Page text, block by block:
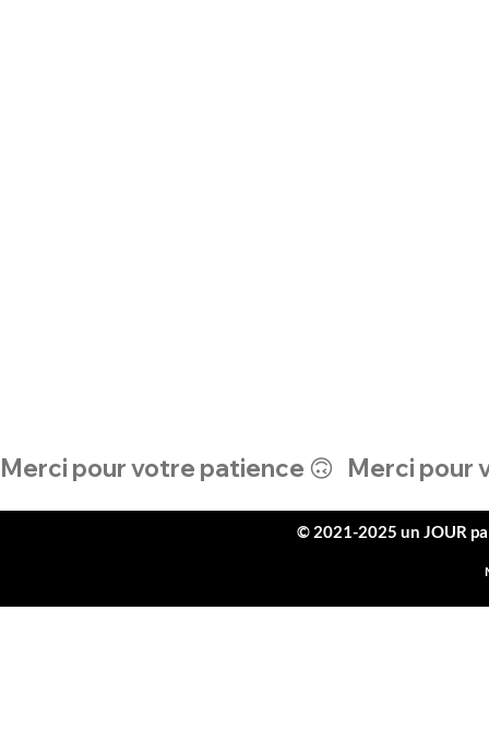
Merci pour votre patience 🙃
​© 2021-2025 un JOUR